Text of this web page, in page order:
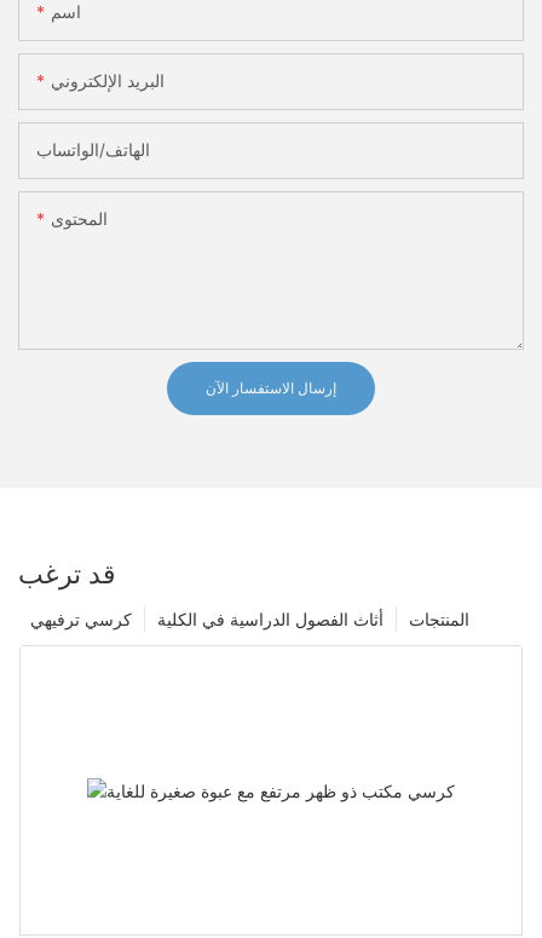
اسم
البريد الإلكتروني
الهاتف/الواتساب
المحتوى
إرسال الاستفسار الآن
قد ترغب
المنتجات أثاث الفصول الدراسية في الكلية كرسي ترفيهي